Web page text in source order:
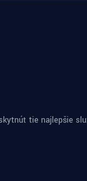
tie najlepšie